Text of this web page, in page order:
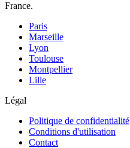
France.
Paris
Marseille
Lyon
Toulouse
Montpellier
Lille
Légal
Politique de confidentialité
Conditions d'utilisation
Contact